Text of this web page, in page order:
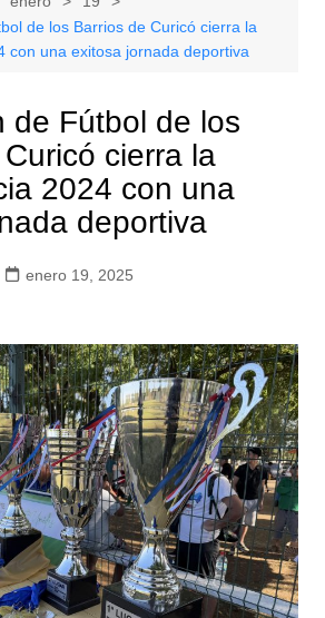
de los Barrios de Curicó cierra la
con una exitosa jornada deportiva
de Fútbol de los
cierra la
2024 con una
deportiva
enero 19, 2025